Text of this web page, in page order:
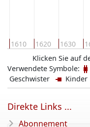
1610 1620 1630
Klicken Sie auf
Verwendete Symbole:
Geschwister
Kinder
Direkte Links ...
Abonnement